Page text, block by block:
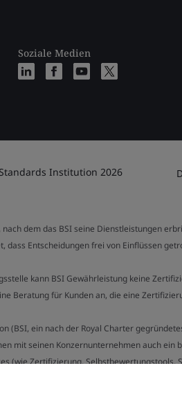
Soziale Medien
Institution 2026
nach dem das BSI seine Dienstleistungen
dass Entscheidungen frei von Einflüssen
kann BSI Gewährleistung keine
Beratung für Kunden an, die eine
(BSI, ein nach der Royal Charter
mit seinen Konzernunternehmen auch
(wie Zertifizierung,